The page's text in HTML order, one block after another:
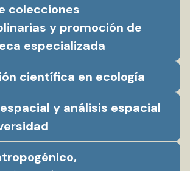
colecciones
y promoción de
especializada
científica en ecología
y análisis espacial